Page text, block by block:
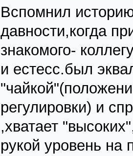
Вспомнил
давности,когда
знакомого-
и естесс.был
регулировки) и
,хватает
рукой уровень